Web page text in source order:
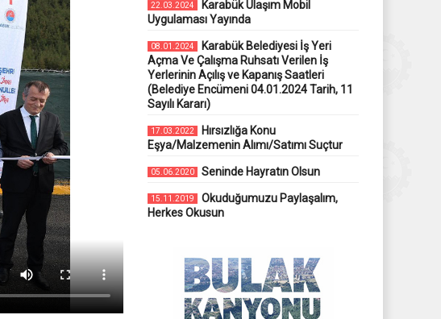
22.03.2024
Karabük Ulaşım Mobil
Uygulaması Yayında
08.01.2024
Karabük Belediyesi İş Yeri
Açma Ve Çalışma Ruhsatı Verilen İş
Yerlerinin Açılış ve Kapanış Saatleri
(Belediye Encümeni 04.01.2024 Tarih, 11
Sayılı Kararı)
17.03.2022
Hırsızlığa Konu
Eşya/Malzemenin Alımı/Satımı Suçtur
05.06.2020 Seninde Hayratın Olsun
15.11.2019
Okuduğumuzu Paylaşalım,
Herkes Okusun